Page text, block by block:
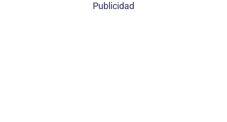
Publicidad